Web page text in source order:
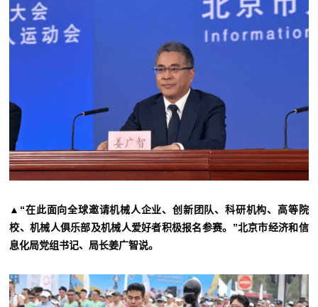
▲“在此面向全球邀请机械人企业、创新团队、科研机构、高等院
校、机械人俱乐部及机械人爱好者积极报名参赛。”北京市经济和信
息化局党组书记、局长姜广智说。